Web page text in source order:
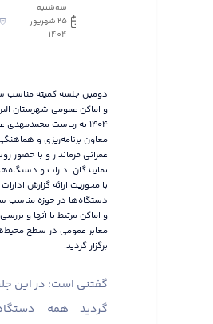
سه‌شنبه
25 شهریور
1404
دومین جلسه کمیته مناسب
و اماکن عمومی شهرستان
۱۴۰۴ به ریاست محمدمهدی
معاون برنامه‌ریزی و
عمرانی فرماندار و با حضور
نمایندگان ادارات و
با محوریت ارائه گزارش
دستگاه‌ها در حوزه مناسب
و اماکن مرتبط با آنها و
معابر عمومی در سطح
برگزار گردید.
گفتنی است؛ در این
گردید همه